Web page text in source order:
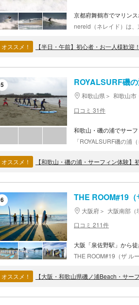
京都府舞鶴市でマリン
オススメ！ 【半日・午前】初心者・お一人様歓迎
5 ROYALSURF磯
和歌山県 和歌山市
口コミ 31件
和歌山・磯の浦でサー
オススメ！ 【和歌山・磯の浦・サーフィン体験
6 THE ROOM#19
大阪府 大阪南部（
口コミ 211件
大阪「泉佐野駅」から
オススメ！